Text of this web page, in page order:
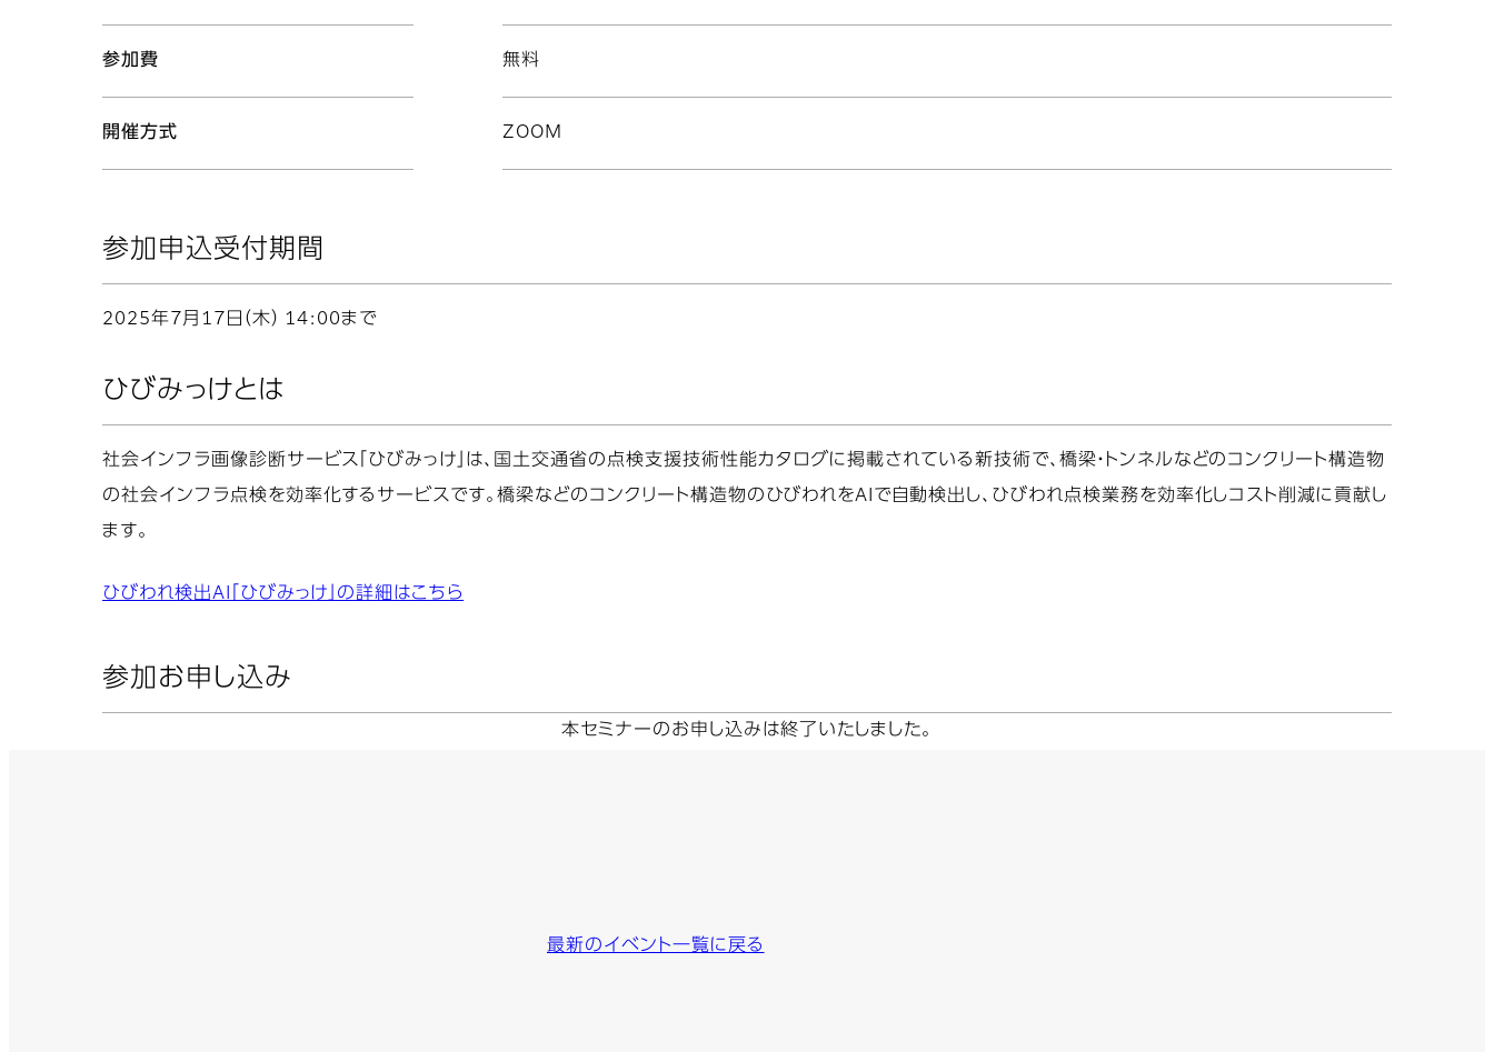
参加費 無料
開催方式 ZOOM
参加申込受付期間
2025年7月17日（木） 14:00まで
ひびみっけとは
社会インフラ画像診断サービス「ひびみっけ」は、国土交通省の点検支援技術性能カタログに掲載されている新技術で、橋梁・トンネルなどのコンクリート構造物
の社会インフラ点検を効率化するサービスです。橋梁などのコンクリート構造物のひびわれをAIで自動検出し、ひびわれ点検業務を効率化しコスト削減に貢献し
ます。
ひびわれ検出AI「ひびみっけ」の詳細はこちら
参加お申し込み
本セミナーのお申し込みは終了いたしました。
最新のイベント一覧に戻る